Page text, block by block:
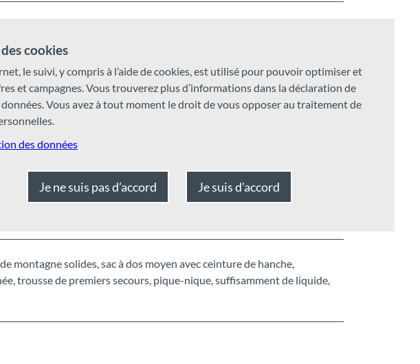
montagne solides, sac à dos moyen avec ceinture de hanche,
trousse de premiers secours, pique-nique, suffisamment de liquide,
cookies
le suivi, y compris à l’aide de cookies, est utilisé pour pouvoir optimiser et
et campagnes. Vous trouverez plus d’informations dans la déclaration de
Vous avez à tout moment le droit de vous opposer au traitement de
des données
Je ne suis pas d’accord Je suis d’accord